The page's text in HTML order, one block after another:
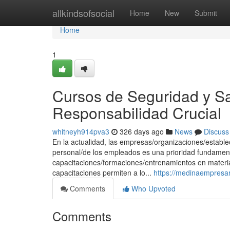
allkindsofsocial Home New Submit
Home
Home
1
Cursos de Seguridad y
Responsabilidad Crucial
whitneyh914pva3 326 days ago News
Discuss
En la actualidad, las empresas/organizaciones/
personal/de los empleados es una prioridad
capacitaciones/formaciones/entrenamientos en
capacitaciones permiten a lo... https://
Comments
Who Upvoted
Comments